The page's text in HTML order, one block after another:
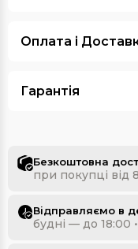
Оплата i
Гарантія
Безкоштовна
при покупці від
Відправляємо в
будні — до 18:00